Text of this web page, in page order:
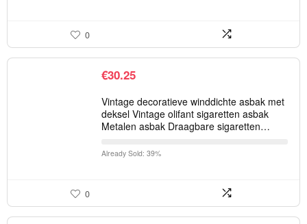
0
€30.25
Vintage decoratieve winddichte asbak met
deksel Vintage olifant sigaretten asbak
Metalen asbak Draagbare sigaretten…
Already Sold: 39%
0